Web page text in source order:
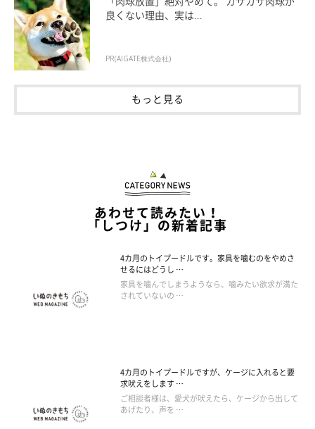
良くない理由、実は...
PR(AIGATE株式会社)
もっと見る
あわせて読みたい！
「しつけ」の新着記事
4カ月のトイプードルです。家具を噛むのをやめさ
せるにはどうし …
家具を噛んでしまうようなら、噛みたい欲求が満た
されていないの …
4カ月のトイプードルですが、ケージに入れると要
求吠えをします …
ご相談者様は、愛犬が吠えたら、ケージから出して
あげたり、声を …